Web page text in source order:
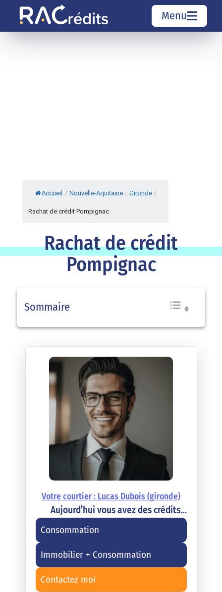
Menu
Accueil / Nouvelle-Aquitaine / Gironde /
Rachat de crédit Pompignac
Rachat de crédit
Pompignac
Sommaire
Votre courtier : Lucas Dubois (gironde)
Aujourd’hui vous avez des crédits…
Consommation
Immobilier + Consommation
Contactez moi